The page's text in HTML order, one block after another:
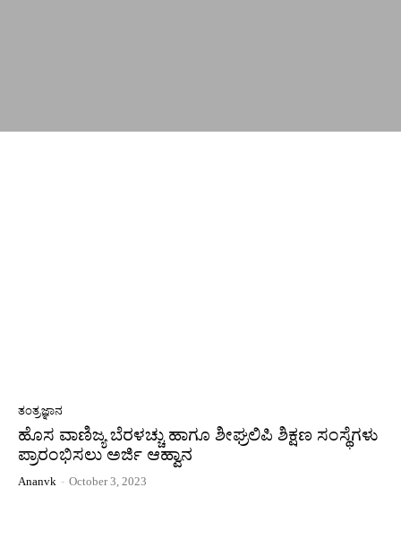
ತಂತ್ರಜ್ಞಾನ
ಹೊಸ ವಾಣಿಜ್ಯ ಬೆರಳಚ್ಚು ಹಾಗೂ ಶೀಘ್ರಲಿಪಿ ಶಿಕ್ಷಣ ಸಂಸ್ಥೆಗಳು
ಪ್ರಾರಂಭಿಸಲು ಅರ್ಜಿ ಆಹ್ವಾನ
Ananvk - October 3, 2023